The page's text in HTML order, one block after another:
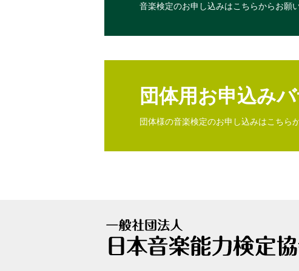
音楽検定のお申し込みはこちらからお願
団体用お申込み
団体様の音楽検定のお申し込みはこちら